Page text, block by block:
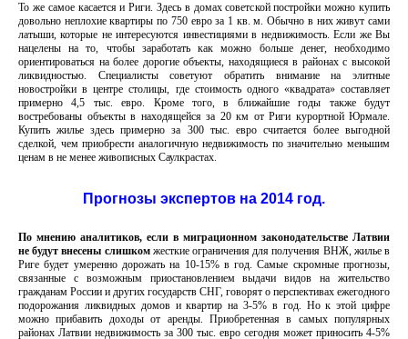
То же самое касается и Риги. Здесь в домах советской постройки можно купить
довольно неплохие квартиры по 750 евро за 1 кв. м. Обычно в них живут сами
латыши, которые не интересуются инвестициями в недвижимость. Если же Вы
нацелены на то, чтобы заработать как можно больше денег, необходимо
ориентироваться на более дорогие объекты, находящиеся в районах с высокой
ликвидностью. Специалисты советуют обратить внимание на элитные
новостройки в центре столицы, где стоимость одного «квадрата» составляет
примерно 4,5 тыс. евро. Кроме того, в ближайшие годы также будут
востребованы объекты в находящейся за 20 км от Риги курортной Юрмале.
Купить жилье здесь примерно за 300 тыс. евро считается более выгодной
сделкой, чем приобрести аналогичную недвижимость по значительно меньшим
ценам в не менее живописных Саулкрастах.
Прогнозы экспертов на 2014 год.
По мнению аналитиков, если в миграционном законодательстве Латвии
не будут внесены слишкомжесткие ограничения для получения ВНЖ, жилье в
Риге будет умеренно дорожать на 10-15% в год. Самые скромные прогнозы,
связанные с возможным приостановлением выдачи видов на жительство
гражданам России и других государств СНГ, говорят о перспективах ежегодного
подорожания ликвидных домов и квартир на 3-5% в год. Но к этой цифре
можно прибавить доходы от аренды. Приобретенная в самых популярных
районах Латвии недвижимость за 300 тыс. евро сегодня может приносить 4-5%